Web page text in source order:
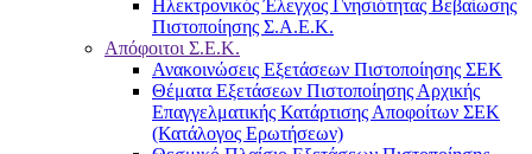
Ηλεκτρονικός Έλεγχος Γνησιότητας Βεβαίωσης
Πιστοποίησης Σ.Α.Ε.Κ.
Απόφοιτοι Σ.Ε.Κ.
Ανακοινώσεις Εξετάσεων Πιστοποίησης ΣΕΚ
Θέματα Εξετάσεων Πιστοποίησης Αρχικής
Επαγγελματικής Κατάρτισης Αποφοίτων ΣΕΚ
(Κατάλογος Ερωτήσεων)